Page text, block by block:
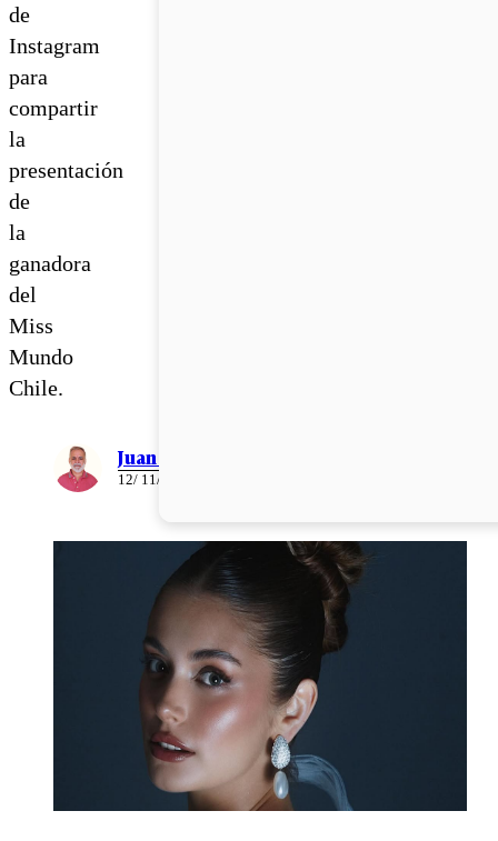
de
Instagram
para
compartir
la
presentación
de
la
ganadora
del
Miss
Mundo
Chile.
Juan Pablo Ernst
12/ 11/ 2025